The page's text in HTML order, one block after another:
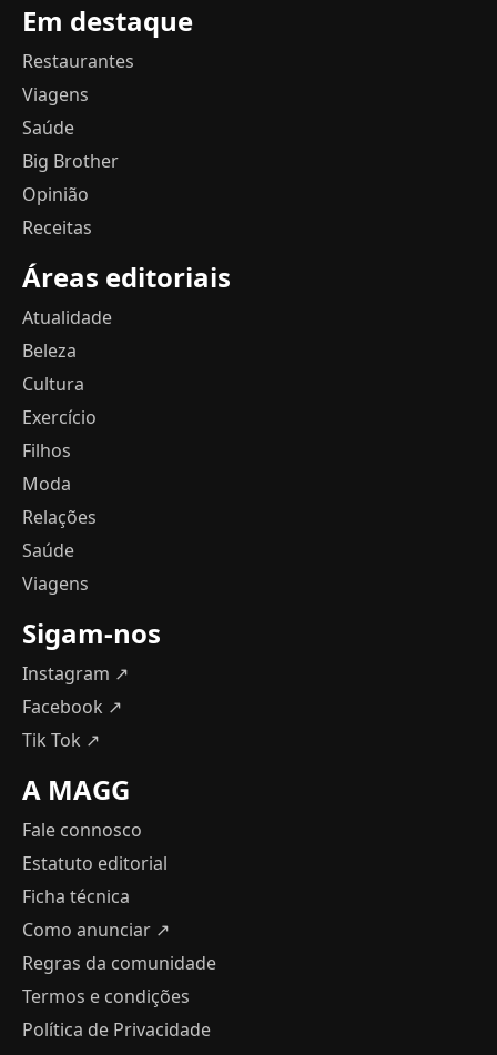
Em destaque
Restaurantes
Viagens
Saúde
Big Brother
Opinião
Receitas
Áreas editoriais
Atualidade
Beleza
Cultura
Exercício
Filhos
Moda
Relações
Saúde
Viagens
Sigam-nos
Instagram ↗
Facebook ↗
Tik Tok ↗
A MAGG
Fale connosco
Estatuto editorial
Ficha técnica
Como anunciar ↗
Regras da comunidade
Termos e condições
Política de Privacidade